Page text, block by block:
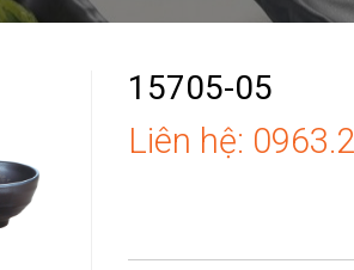
15705-05
Liên hệ: